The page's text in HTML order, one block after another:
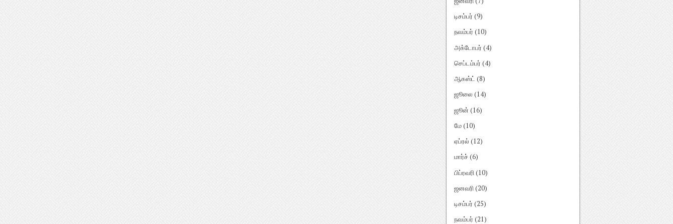
டிசம்பர் (9)
நவம்பர் (10)
அக்டோபர் (4)
செப்டம்பர் (4)
ஆகஸ்ட் (8)
ஜூலை (14)
ஜூன் (16)
மே(10)
ஏப்ரல் (12)
மார்ச்(6)
பிப்ரவரி (10)
ஜனவரி(20)
டிசம்பர் (25)
நவம்பர் (21)